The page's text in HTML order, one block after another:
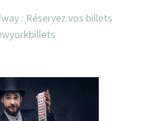
: Réservez vos billets